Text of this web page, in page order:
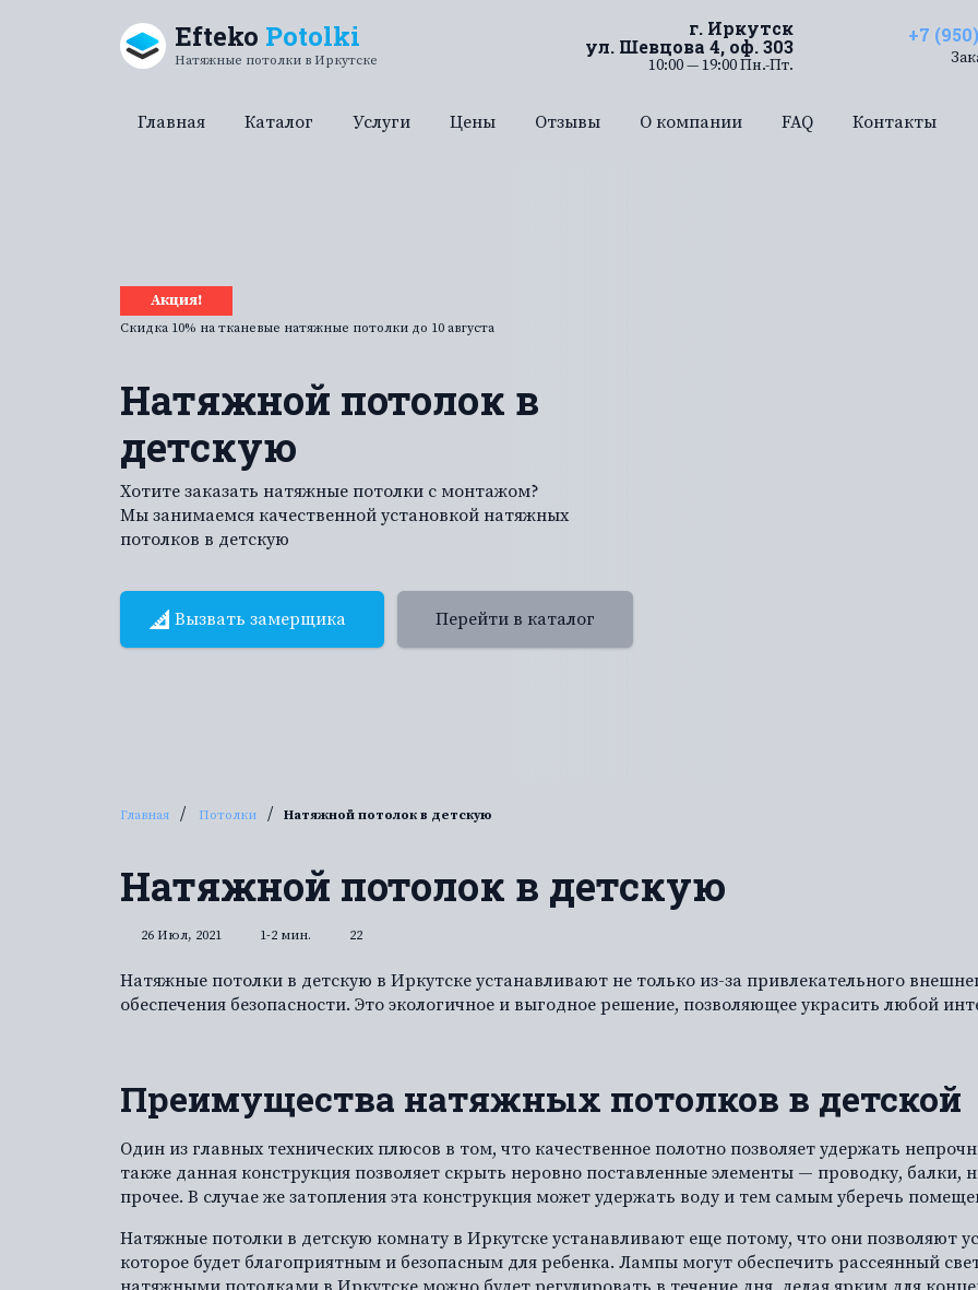
Efteko Potolki
Натяжные потолки в Иркутске
г. Иркутск
ул. Шевцова 4, оф. 303
10:00 — 19:00 Пн.-Пт.
+7
Главная Каталог Услуги Цены Отзывы О компании FAQ Контакты
Акция!
Скидка 10% на тканевые натяжные потолки до 10 августа
Натяжной потолок в
детскую
Хотите заказать натяжные потолки с монтажом?
Мы занимаемся качественной установкой натяжных
потолков в детскую
Вызвать замерщика Перейти в каталог
Главная / Потолки / Натяжной потолок в детскую
Натяжной потолок в детскую
26 Июл, 2021 1-2 мин. 22
Натяжные потолки в детскую в Иркутске устанавливают не только из-за привлекательного
обеспечения безопасности. Это экологичное и выгодное решение, позволяющее украсить любой
Преимущества натяжных потолков в детской
Один из главных технических плюсов в том, что качественное полотно позволяет удержать
также данная конструкция позволяет скрыть неровно поставленные элементы — проводку, балки,
прочее. В случае же затопления эта конструкция может удержать воду и тем самым уберечь
Натяжные потолки в детскую комнату в Иркутске устанавливают еще потому, что они позволяют
которое будет благоприятным и безопасным для ребенка. Лампы могут обеспечить рассеянный